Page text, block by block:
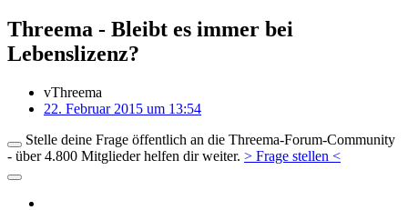
Threema - Bleibt es immer bei
Lebenslizenz?
vThreema
22. Februar 2015 um 13:54
Stelle deine Frage öffentlich an die Threema-Forum-Community
- über 4.800 Mitglieder helfen dir weiter. > Frage stellen <